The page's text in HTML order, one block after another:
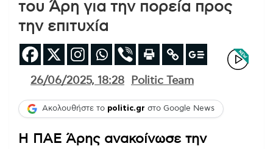
του Άρη για την πορεία προς
την επιτυχία
26/06/2025, 18:28 Politic Team
Ακολουθήστε το politic.gr στο Google News
Η ΠΑΕ Άρης ανακοίνωσε την